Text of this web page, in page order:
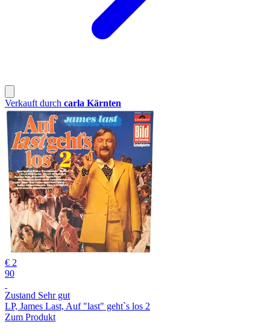
Verkauft durch carla Kärnten
€ 2
90
Zustand Sehr gut
LP, James Last, Auf "last" geht`s los 2
Zum Produkt